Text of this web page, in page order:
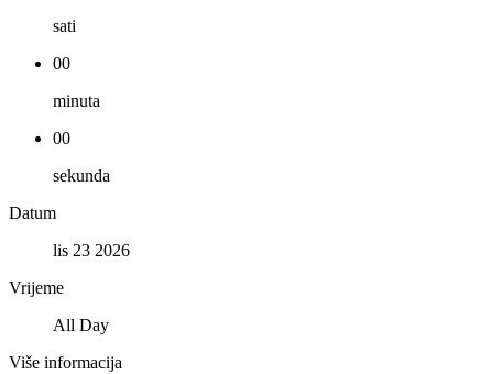
sati
00
minuta
00
sekunda
Datum
lis 23 2026
Vrijeme
All Day
Više informacija